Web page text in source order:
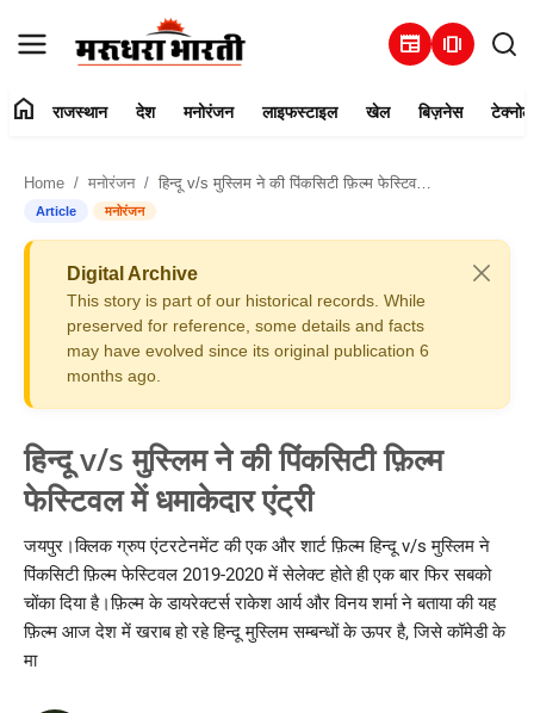
newspaper amp_stories
संपर्क करें
राजस्थान
मनोरंजन
लाइफस्टाइल
खेल
बिज़नेस
टेक्नोलॉजी
home राजस्थान देश मनोरंजन लाइफस्टाइल खेल बिज़नेस
Home मनोरंजन हिन्दू v/s मुस्लिम ने की पिंकसिटी फ़िल्म फेस्टिवल में धमाकेदार एंट्री
Article मनोरंजन
Digital Archive
This story is part of our historical records. While
preserved for reference, some details and facts
may have evolved since its original publication 6
months ago.
हिन्दू v/s मुस्लिम ने की पिंकसिटी फ़िल्म
फेस्टिवल में धमाकेदार एंट्री
जयपुर।क्लिक ग्रुप एंटरटेनमेंट की एक और शार्ट फ़िल्म हिन्दू v/s मुस्लिम ने
पिंकसिटी फ़िल्म फेस्टिवल 2019-2020 में सेलेक्ट होते ही एक बार फिर सबको
चोंका दिया है।फ़िल्म के डायरेक्टर्स राकेश आर्य और विनय शर्मा ने बताया की यह
फ़िल्म आज देश में खराब हो रहे हिन्दू मुस्लिम सम्बन्धों के ऊपर है, जिसे कॉमेडी के
मा